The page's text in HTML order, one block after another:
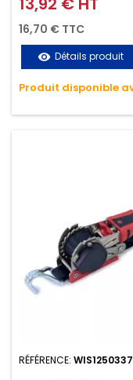
Permet d'arrimer et
le transport. Matière
variations de
16,70 € TTC
visibility Détails produit
Produit disponible
RÉFÉRENCE: WIS1250337